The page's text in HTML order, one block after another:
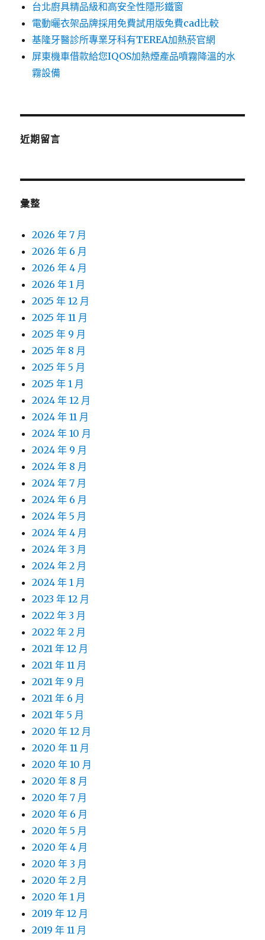
台北廚具精品級和高安全性隱形鐵窗
電動曬衣架品牌採用免費試用版免費cad比較
基隆牙醫診所專業牙科有TEREA加熱菸官網
屏東機車借款給您IQOS加熱煙產品噴霧降溫的水
霧設備
近期留言
彙整
2026 年 7 月
2026 年 6 月
2026 年 4 月
2026 年 1 月
2025 年 12 月
2025 年 11 月
2025 年 9 月
2025 年 8 月
2025 年 5 月
2025 年 1 月
2024 年 12 月
2024 年 11 月
2024 年 10 月
2024 年 9 月
2024 年 8 月
2024 年 7 月
2024 年 6 月
2024 年 5 月
2024 年 4 月
2024 年 3 月
2024 年 2 月
2024 年 1 月
2023 年 12 月
2022 年 3 月
2022 年 2 月
2021 年 12 月
2021 年 11 月
2021 年 9 月
2021 年 6 月
2021 年 5 月
2020 年 12 月
2020 年 11 月
2020 年 10 月
2020 年 8 月
2020 年 7 月
2020 年 6 月
2020 年 5 月
2020 年 4 月
2020 年 3 月
2020 年 2 月
2020 年 1 月
2019 年 12 月
2019 年 11 月